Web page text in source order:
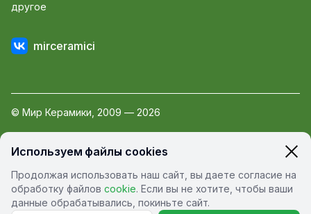
другое
mirceramici
© Мир Керамики, 2009 — 2026
Политика обработки персональных данных
Политика конфиденциальности
Используем файлы cookies
Продолжая использовать наш сайт, вы даете согласие на
обработку файлов cookie. Если вы не хотите, чтобы ваши
данные обрабатывались, покиньте сайт.